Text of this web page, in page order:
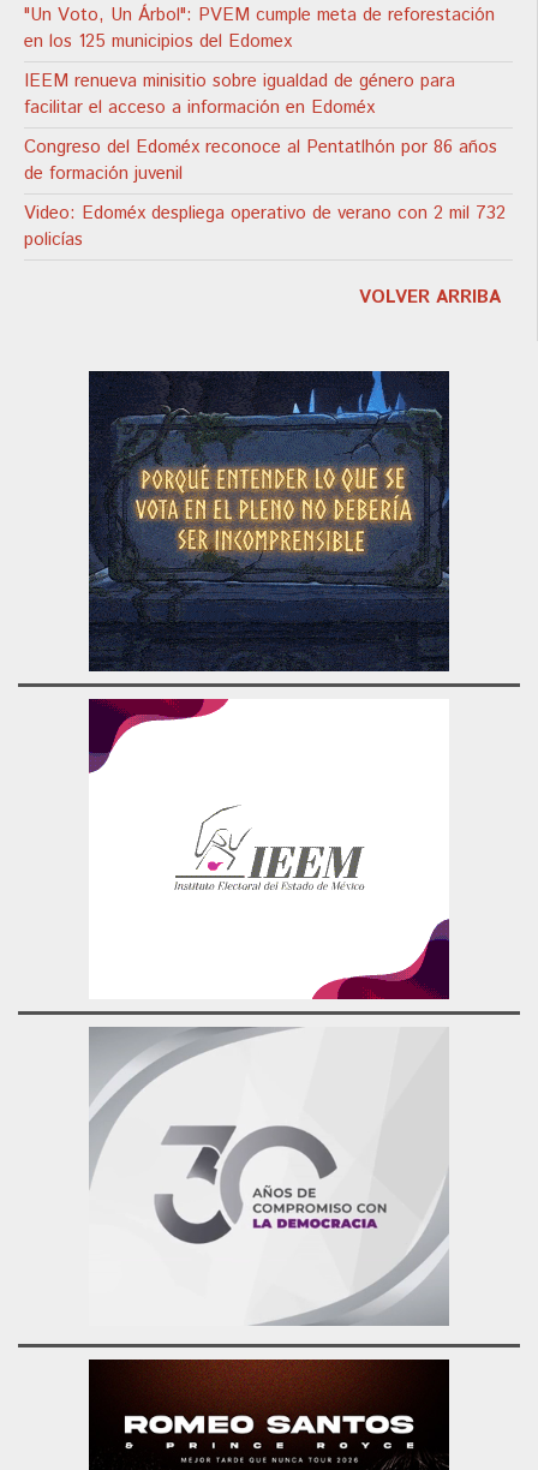
"Un Voto, Un Árbol": PVEM cumple meta de reforestación
en los 125 municipios del Edomex
IEEM renueva minisitio sobre igualdad de género para
facilitar el acceso a información en Edoméx
Congreso del Edoméx reconoce al Pentatlhón por 86 años
de formación juvenil
Video: Edoméx despliega operativo de verano con 2 mil 732
policías
VOLVER ARRIBA